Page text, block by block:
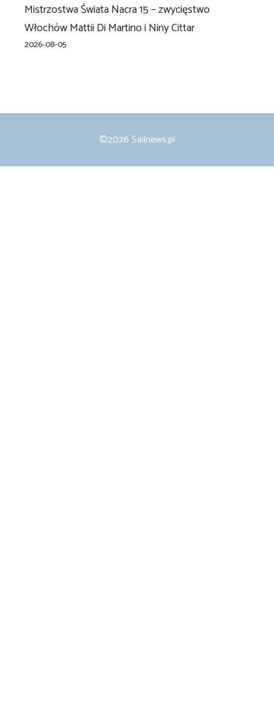
Mistrzostwa Świata Nacra 15 – zwycięstwo
Włochów Mattii Di Martino i Niny Cittar
2026-08-05
©2026 Sailnews.pl